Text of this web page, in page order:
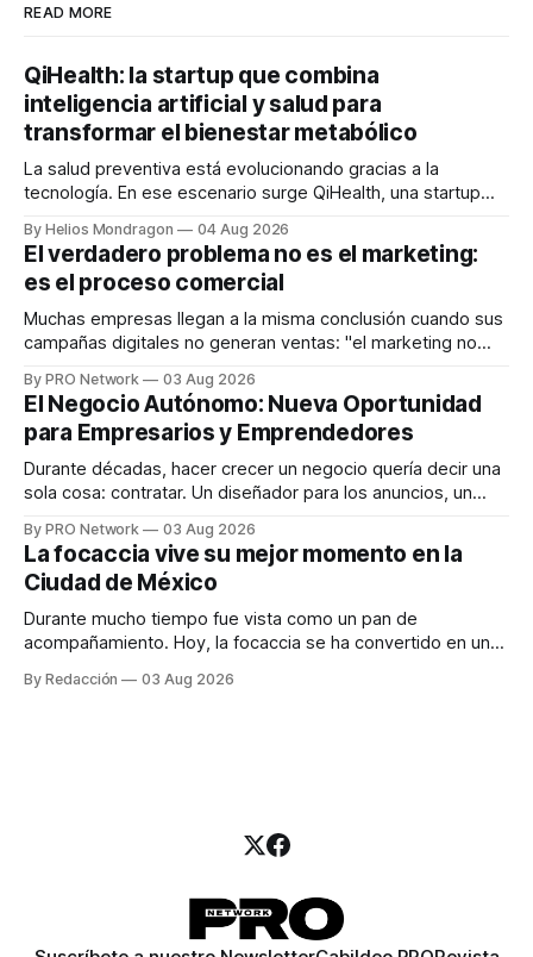
READ MORE
QiHealth: la startup que combina
inteligencia artificial y salud para
transformar el bienestar metabólico
La salud preventiva está evolucionando gracias a la
tecnología. En ese escenario surge QiHealth, una startup
dispositivos inteligentes, inteligencia artificial y monitoreo
en tiempo real para ayudar a las personas a tomar mejores
decisiones sobre su salud metabólica. Su propuesta busca
responder
By Helios Mondragon 04 Aug 2026
El verdadero problema no es el marketing:
es el proceso comercial
Muchas empresas llegan a la misma conclusión cuando sus
campañas digitales no generan ventas: "el marketing no
INTERIUS, el problema suele estar en otro lugar. Durante
una entrevista para el podcast SER PRO, el especialista en
marketing digital explicó que
By PRO Network 03 Aug 2026
El Negocio Autónomo: Nueva Oportunidad
para Empresarios y Emprendedores
Durante décadas, hacer crecer un negocio quería decir una
sola cosa: contratar. Un diseñador para los anuncios, un
para los textos, alguien que supiera de publicidad digital
para encontrar prospectos, un vendedor para atender
llamadas y mensajes, y —con suerte— una persona
By PRO Network 03 Aug 2026
La focaccia vive su mejor momento en la
Ciudad de México
Durante mucho tiempo fue vista como un pan de
acompañamiento. Hoy, la focaccia se ha convertido en uno
artesanal, ingredientes de calidad y experiencias que
By Redacción 03 Aug 2026